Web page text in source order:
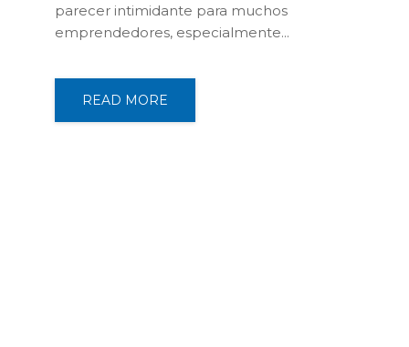
parecer intimidante para muchos
emprendedores, especialmente...
READ MORE